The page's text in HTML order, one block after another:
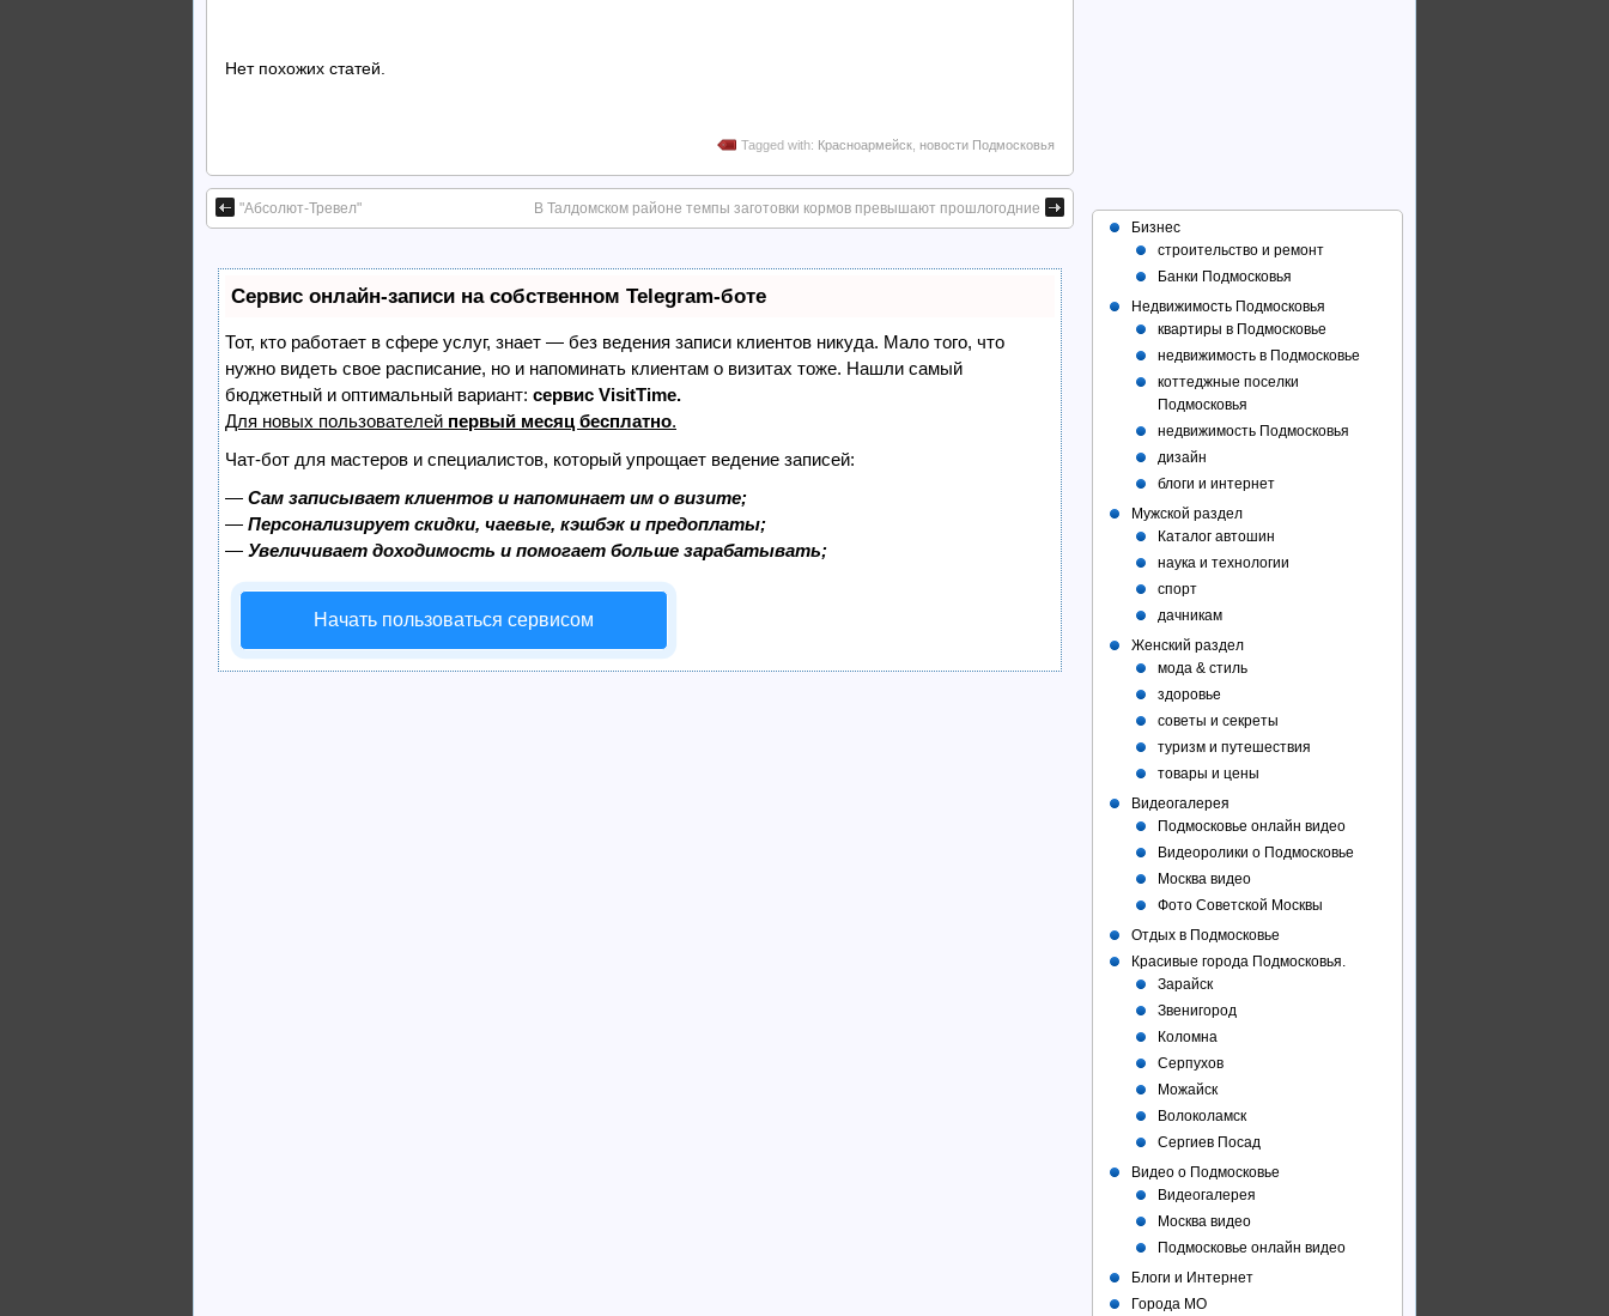
Нет похожих статей.
Tagged with: Красноармейск новости Подмосковья
"Абсолют-Тревел" В Талдомском районе темпы заготовки кормов превышают прошлогодние
Сервис онлайн-записи на собственном Telegram-боте
Тот, кто работает в сфере услуг, знает — без ведения записи клиентов никуда. Мало того, что
нужно видеть свое расписание, но и напоминать клиентам о визитах тоже. Нашли самый
бюджетный и оптимальный вариант: сервис VisitTime.
Для новых пользователей первый месяц бесплатно.
Чат-бот для мастеров и специалистов, который упрощает ведение записей:
— Сам записывает клиентов и напоминает им о визите;
— Персонализирует скидки, чаевые, кэшбэк и предоплаты;
— Увеличивает доходимость и помогает больше зарабатывать;
Начать пользоваться сервисом
Бизнес
строительство и ремонт
Банки Подмосковья
Недвижимость Подмосковья
квартиры в Подмосковье
недвижимость в Подмосковье
коттеджные поселки
Подмосковья
недвижимость Подмосковья
дизайн
блоги и интернет
Мужской раздел
Каталог автошин
наука и технологии
спорт
дачникам
Женский раздел
мода & стиль
здоровье
советы и секреты
туризм и путешествия
товары и цены
Видеогалерея
Подмосковье онлайн видео
Видеоролики о Подмосковье
Москва видео
Фото Советcкой Москвы
Отдых в Подмосковье
Красивые города Подмосковья.
Зарайск
Звенигород
Коломна
Серпухов
Можайск
Волоколамск
Сергиев Посад
Видео о Подмосковье
Видеогалерея
Москва видео
Подмосковье онлайн видео
Блоги и Интернет
Города МО